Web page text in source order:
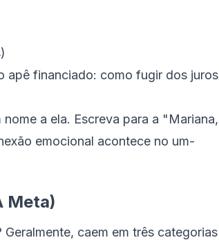
apê financiado: como fugir dos juros
a ela. Escreva para a "Mariana,
emocional acontece no um-
Meta)
caem em três categorias